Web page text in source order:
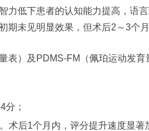
力低下患者的认知能力提高，语
期未见明显效果，但术后2～3个
表）及PDMS-FM（佩珀运动发
分；
术后1个月内，评分提升速度显著